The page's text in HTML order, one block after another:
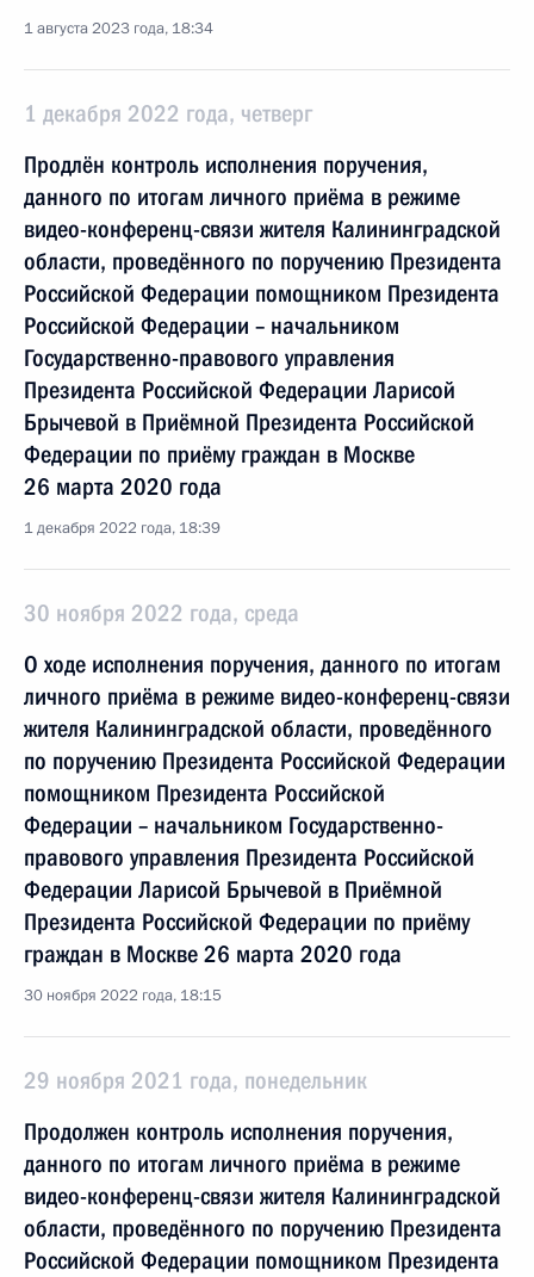
1 августа 2023 года, 18:34
1 декабря 2022 года, четверг
Продлён контроль исполнения поручения,
данного по итогам личного приёма в режиме
видео-конференц-связи жителя Калининградской
области, проведённого по поручению Президента
Российской Федерации помощником Президента
Российской Федерации – начальником
Государственно-правового управления
Президента Российской Федерации Ларисой
Брычевой в Приёмной Президента Российской
Федерации по приёму граждан в Москве
26 марта 2020 года
1 декабря 2022 года, 18:39
30 ноября 2022 года, среда
О ходе исполнения поручения, данного по итогам
личного приёма в режиме видео-конференц-связи
жителя Калининградской области, проведённого
по поручению Президента Российской Федерации
помощником Президента Российской
Федерации – начальником Государственно-
правового управления Президента Российской
Федерации Ларисой Брычевой в Приёмной
Президента Российской Федерации по приёму
граждан в Москве 26 марта 2020 года
30 ноября 2022 года, 18:15
29 ноября 2021 года, понедельник
Продолжен контроль исполнения поручения,
данного по итогам личного приёма в режиме
видео-конференц-связи жителя Калининградской
области, проведённого по поручению Президента
Российской Федерации помощником Президента